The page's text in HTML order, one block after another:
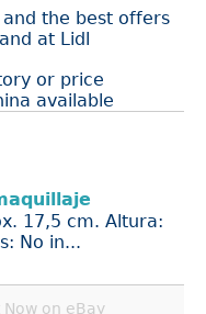
the best offers
at Lidl
or price
available
17,5 cm. Altura:
No in...
Now on eBay